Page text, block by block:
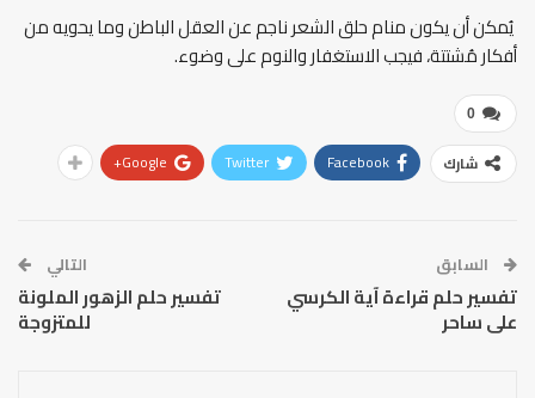
يُمكن أن يكون منام حلق الشعر ناجم عن العقل الباطن وما يحويه من
أفكار مُشتتة، فيجب الاستغفار والنوم على وضوء.
0
شارك Facebook
Twitter
Google+
السابق
تفسير حلم قراءة آية الكرسي
على ساحر
التالي
تفسير حلم الزهور الملونة
للمتزوجة